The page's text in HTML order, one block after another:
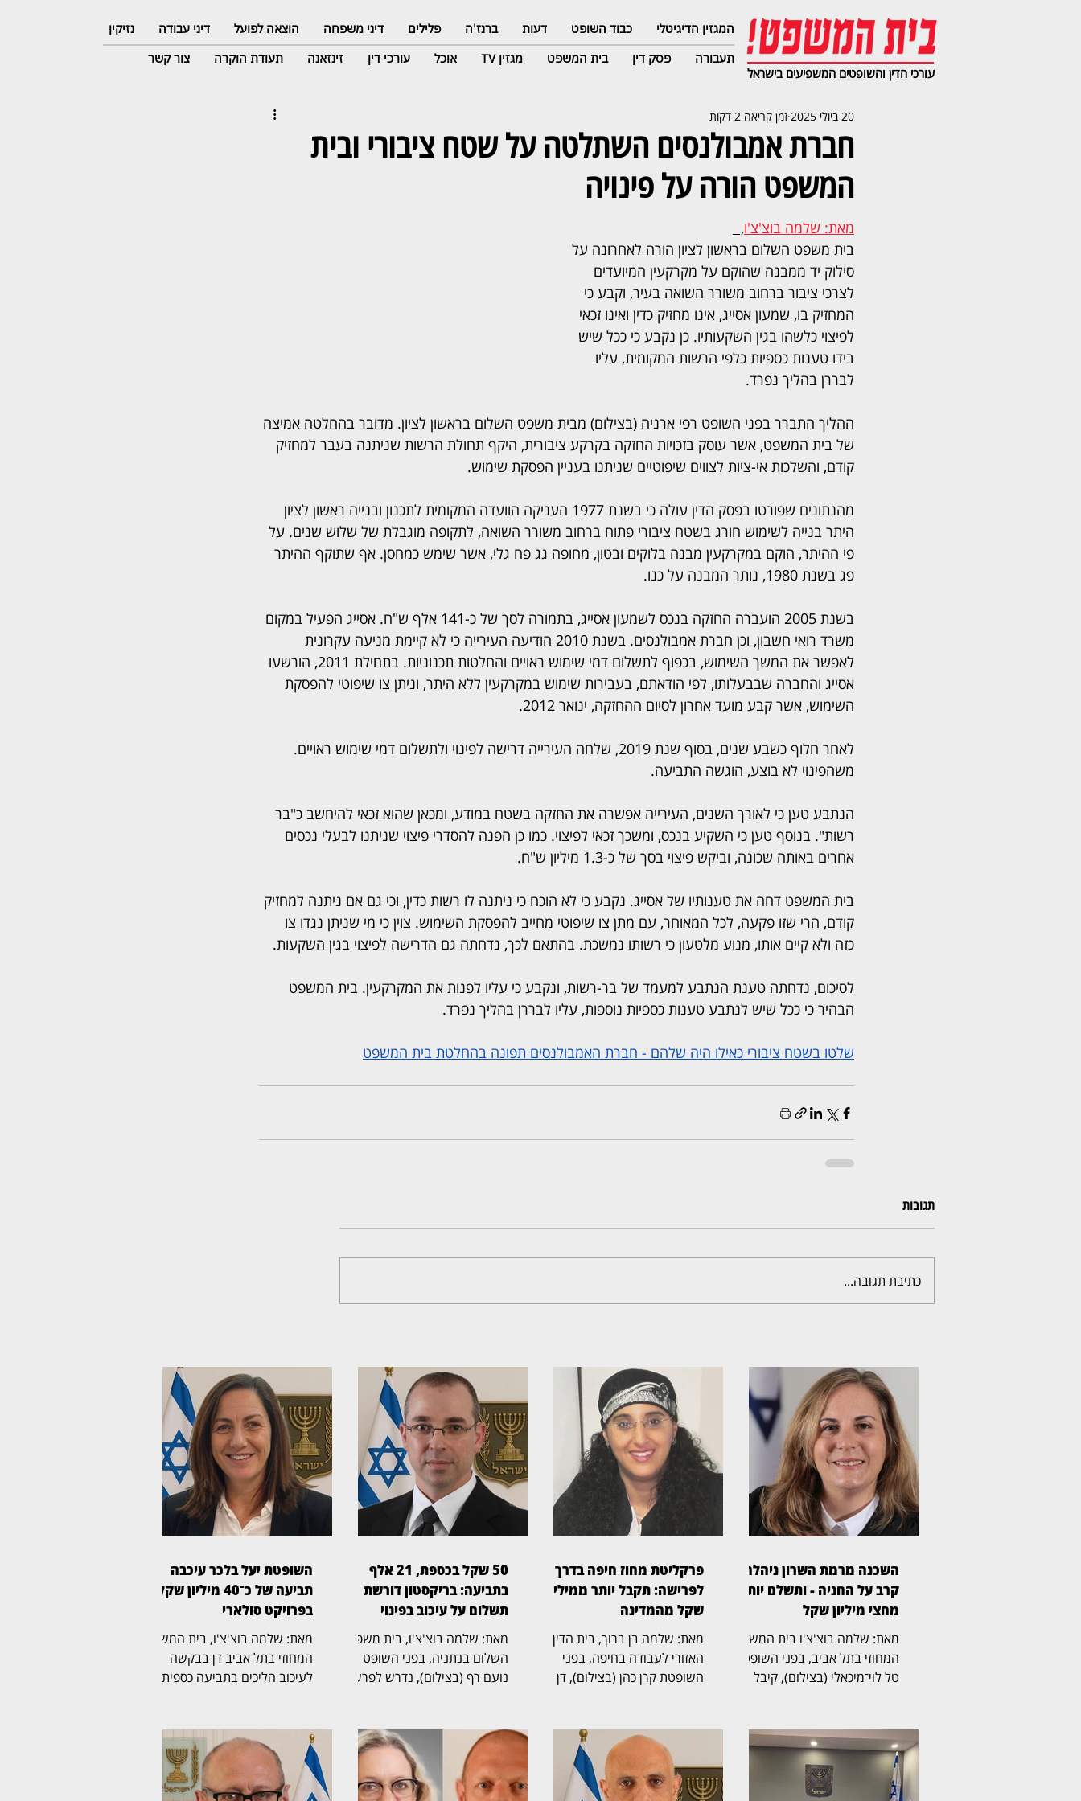
המגזין הדיגיטלי כבוד השופט דעות ברנז'ה פלילים דיני משפחה הוצאה לפועל דיני עבודה
נזיקין
תעבורה
פסק דין בית המשפט מגזין TV אוכל עורכי דין זינזאנה תעודת הוקרה צור קשר
עורכי הדין והשופטים המשפיעים בישראל
חברת אמבולנסים השתלטה על שטח ציבורי ובית
המשפט הורה על פינויה
20 ביולי 2025 זמן קריאה 2 דקות
מאת: שלמה בוצ'צ'ו,
בית משפט השלום בראשון לציון הורה לאחרונה על
סילוק יד ממבנה שהוקם על מקרקעין המיועדים
לצרכי ציבור ברחוב משורר השואה בעיר, וקבע כי
המחזיק בו, שמעון אסייג, אינו מחזיק כדין ואינו זכאי
לפיצוי כלשהו בגין השקעותיו. כן נקבע כי ככל שיש
בידו טענות כספיות כלפי הרשות המקומית, עליו
לבררן בהליך נפרד.
ההליך התברר בפני השופט רפי ארניה (בצילום) מבית משפט השלום בראשון לציון. מדובר בהחלטה אמיצה
של בית המשפט, אשר עוסק בזכויות החזקה בקרקע ציבורית, היקף תחולת הרשות שניתנה בעבר למחזיק
קודם, והשלכות אי-ציות לצווים שיפוטיים שניתנו בעניין הפסקת שימוש.
מהנתונים שפורטו בפסק הדין עולה כי בשנת 1977 העניקה הוועדה המקומית לתכנון ובנייה ראשון לציון
היתר בנייה לשימוש חורג בשטח ציבורי פתוח ברחוב משורר השואה, לתקופה מוגבלת של שלוש שנים. על
פי ההיתר, הוקם במקרקעין מבנה בלוקים ובטון, מחופה גג פח גלי, אשר שימש כמחסן. אף שתוקף ההיתר
פג בשנת 1980, נותר המבנה על כנו.
בשנת 2005 הועברה החזקה בנכס לשמעון אסייג, בתמורה לסך של כ-141 אלף ש"ח. אסייג הפעיל במקום
משרד רואי חשבון, וכן חברת אמבולנסים. בשנת 2010 הודיעה העירייה כי לא קיימת מניעה עקרונית
לאפשר את המשך השימוש, בכפוף לתשלום דמי שימוש ראויים והחלטות תכנוניות. בתחילת 2011, הורשעו
אסייג והחברה שבבעלותו, לפי הודאתם, בעבירות שימוש במקרקעין ללא היתר, וניתן צו שיפוטי להפסקת
השימוש, אשר קבע מועד אחרון לסיום ההחזקה, ינואר 2012.
לאחר חלוף כשבע שנים, בסוף שנת 2019, שלחה העירייה דרישה לפינוי ולתשלום דמי שימוש ראויים.
משהפינוי לא בוצע, הוגשה התביעה.
הנתבע טען כי לאורך השנים, העירייה אפשרה את החזקה בשטח במודע, ומכאן שהוא זכאי להיחשב כ"בר
רשות". בנוסף טען כי השקיע בנכס, ומשכך זכאי לפיצוי. כמו כן הפנה להסדרי פיצוי שניתנו לבעלי נכסים
אחרים באותה שכונה, וביקש פיצוי בסך של כ-1.3 מיליון ש"ח.
בית המשפט דחה את טענותיו של אסייג. נקבע כי לא הוכח כי ניתנה לו רשות כדין, וכי גם אם ניתנה למחזיק
קודם, הרי שזו פקעה, לכל המאוחר, עם מתן צו שיפוטי מחייב להפסקת השימוש. צוין כי מי שניתן נגדו צו
כזה ולא קיים אותו, מנוע מלטעון כי רשותו נמשכת. בהתאם לכך, נדחתה גם הדרישה לפיצוי בגין השקעות.
לסיכום, נדחתה טענת הנתבע למעמד של בר-רשות, ונקבע כי עליו לפנות את המקרקעין. בית המשפט
הבהיר כי ככל שיש לנתבע טענות כספיות נוספות, עליו לבררן בהליך נפרד.
שלטו בשטח ציבורי כאילו היה שלהם - חברת האמבולנסים תפונה בהחלטת בית המשפט
תגובות
כתיבת תגובה...
השכנה מרמת השרון ניהלה
קרב על החניה - ותשלם יותר
מחצי מיליון שקל
מאת: שלמה בוצ'צ'ו בית המשפט
המחוזי בתל אביב, בפני השופטת
טל לוי־מיכאלי (בצילום), קיבל
הדין נקבע כי החניה שבמחלוקת
שייכת לבעלי הדירה שתבעו,
ובעלת דירה אחרת בבניין חויבה
בהוצאות חריגות בסכום כולל של
פרקליטת מחוז חיפה בדרך
לפרישה: תקבל יותר ממיליון
שקל מהמדינה
מאת: שלמה בן ברוך, בית הדין
האזורי לעבודה בחיפה, בפני
השופטת קרן כהן (בצילום), דן
התפקידים הבכירים בפרקליטות
המדינה, ובמחלוקת על תנאי
הפרישה, השכר והזכויות
הפנסיוניות עם סיום כהונתה.
50 שקל בכספת, 21 אלף
בתביעה: בריקסטון דורשת
תשלום על עיכוב בפינוי
מאת: שלמה בוצ'צ'ו, בית משפט
השלום בנתניה, בפני השופט
נועם רף (בצילום), נדרש לפרשה
שטר בודד של 50 שקל,
והתגלגלה לשני הליכים משפטיים
נפרדים. בריקסטון כספות פעלה
תחילה לפינוי הכספת, ובהמשך
השופטת יעל בלכר עיכבה
תביעה של כ־40 מיליון שקל
בפרויקט סולארי
מאת: שלמה בוצ'צ'ו, בית המשפט
המחוזי בתל אביב דן בבקשה
לעיכוב הליכים בתביעה כספית
נווה אור שיא אנרגיה סולארי
שותפות מוגבלת ושיא נרגיה
2020 בע"מ. בפני השופטת יעל
בלכר (בצילום) נדונה הבקשה